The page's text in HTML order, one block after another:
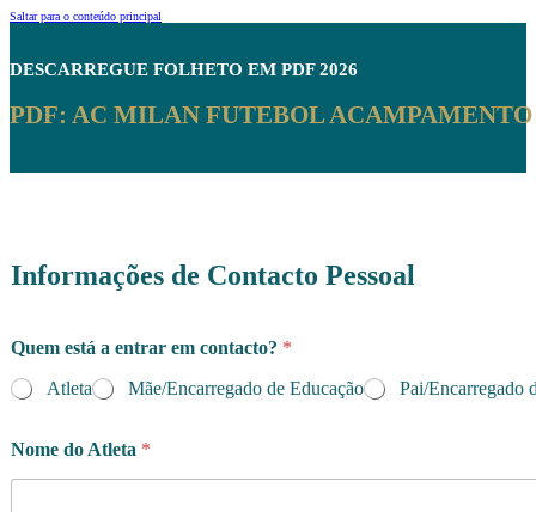
Saltar para o conteúdo principal
DESCARREGUE FOLHETO EM PDF 2026
PDF: AC MILAN FUTEBOL ACAMPAMENTO
Informações de Contacto Pessoal
o
n
t
c
Quem está a entrar em contacto? *
Atleta
Mãe/Encarregado de Educação Pai/Encarregado
Nome do Atleta *